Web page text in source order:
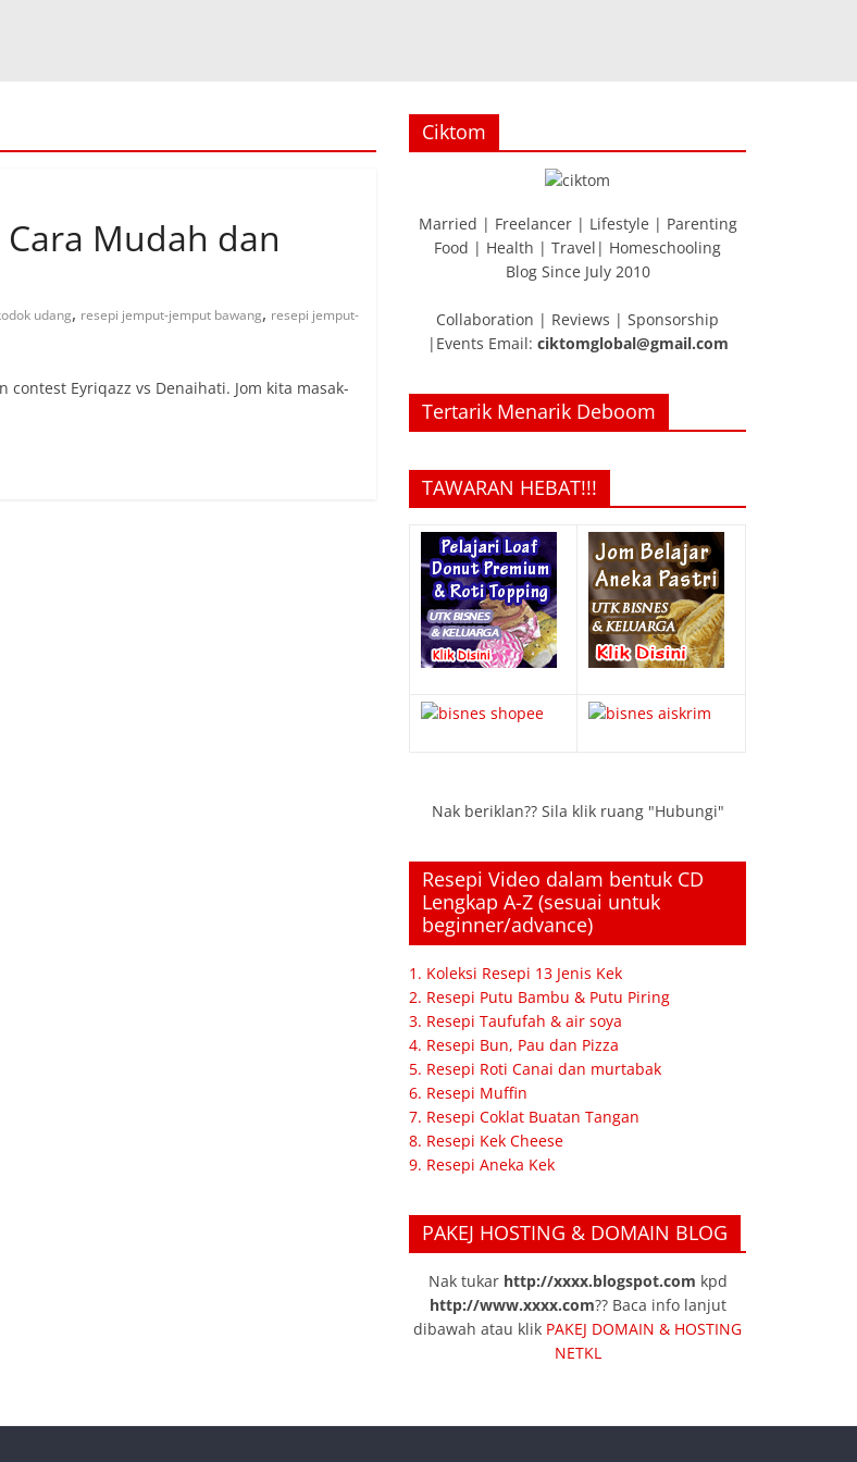
Mudah dan
udang, resepi jemput-jemput bawang, resepi jemput-
Eyriqazz vs Denaihati. Jom kita masak-
Ciktom
Married | Freelancer | Lifestyle | Parenting
Food | Health | Travel| Homeschooling
Blog Since July 2010
Collaboration | Reviews | Sponsorship
|Events Email: ciktomglobal@gmail.com
Tertarik Menarik Deboom
TAWARAN HEBAT!!!
Nak beriklan?? Sila klik ruang "Hubungi"
Resepi Video dalam bentuk CD
Lengkap A-Z (sesuai untuk
beginner/advance)
1. Koleksi Resepi 13 Jenis Kek
2. Resepi Putu Bambu & Putu Piring
3. Resepi Taufufah & air soya
4. Resepi Bun, Pau dan Pizza
5. Resepi Roti Canai dan murtabak
6. Resepi Muffin
7. Resepi Coklat Buatan Tangan
8. Resepi Kek Cheese
9. Resepi Aneka Kek
PAKEJ HOSTING & DOMAIN BLOG
Nak tukar http://xxxx.blogspot.com kpd
http://www.xxxx.com?? Baca info lanjut
dibawah atau klik PAKEJ DOMAIN & HOSTING
NETKL